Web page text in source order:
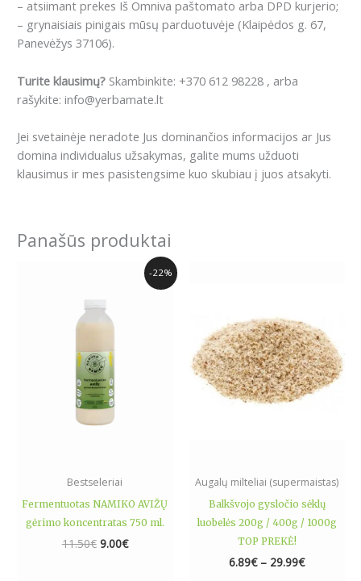
– atsiimant prekes Iš Omniva paštomato arba DPD kurjerio;
– grynaisiais pinigais mūsų parduotuvėje (Klaipėdos g. 67,
Panevėžys 37106).
Turite klausimų? Skambinkite: +370 612 98228 , arba
rašykite: info@yerbamate.lt
Jei svetainėje neradote Jus dominančios informacijos ar Jus
domina individualus užsakymas, galite mums užduoti
klausimus ir mes pasistengsime kuo skubiau į juos atsakyti.
Panašūs produktai
-22%
Bestseleriai
Fermentuotas NAMIKO AVIŽŲ
gėrimo koncentratas 750 ml.
11.50€
11.50€.
9.00€
Current
price
Augalų milteliai (supermaistas)
Balkšvojo gysločio sėklų
luobelės 200g / 400g / 1000g
TOP PREKĖ!
6.89€ – 29.99€
29.99€
multiple
variants.
The
options
may
product
page